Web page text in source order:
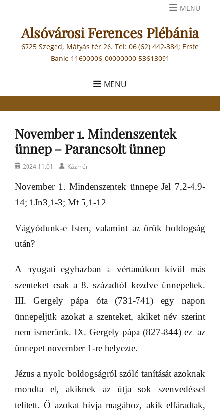
to
content
MENU
Alsóvárosi Ferences Plébánia
6725 Szeged, Mátyás tér 26. Tel: 06 (62) 442-384; Erste
Bank: 11600006-00000000-53613091
MENU
November 1. Mindenszentek
ünnep – Parancsolt ünnep
Posted2024.11.01. AuthorKázmér
November 1. Mindenszentek ünnepeJel 7,2-4.9-
14; 1Jn3,1-3; Mt 5,1-12
Vágyódunk-e Isten, valamint az örök boldogság
után?
A nyugati egyházban a vértanúkon kívül más
szenteket csak a 8. századtól kezdve ünnepeltek.
III. Gergely pápa óta (731-741) egy napon
ünnepeljük azokat a szenteket, akiket név szerint
nem ismerünk. IX. Gergely pápa (827-844) ezt az
ünnepet november 1-re helyezte.
Jézus a nyolc boldogságról szóló tanítását azoknak
mondta el, akiknek az útja sok szenvedéssel
telített. Ő azokat hívjamagához, akik elfáradtak,